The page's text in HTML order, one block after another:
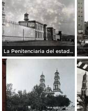
La Penitenciaria del estado.